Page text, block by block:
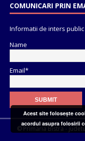
COMUNICARI PRIN
Informatii de inters
Name
Email*
© Primaria Bistra -
Acest site foloseşte
acordul asupra folosirii